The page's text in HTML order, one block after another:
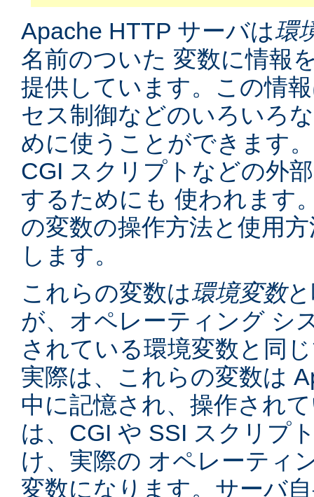
Apache HTTP サーバは環
名前のついた 変数に情報
提供しています。この情
セス制御などのいろいろ
めに使うことができます
CGI スクリプトなどの外
するためにも 使われます
の変数の操作方法と使用
します。
これらの変数は環境変数
が、オペレーティング シ
されている環境変数と同
実際は、これらの変数は
中に記憶され、操作され
は、CGI や SSI スクリプ
け、実際の オペレーティ
変数になります。サーバ